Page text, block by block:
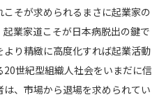
そが求められるまさに起業家の
業家道こそが日本病脱出の鍵で
り精緻に高度化すれば起業活動
世紀型組織人社会をいまだに信
、市場から退場を求められてい